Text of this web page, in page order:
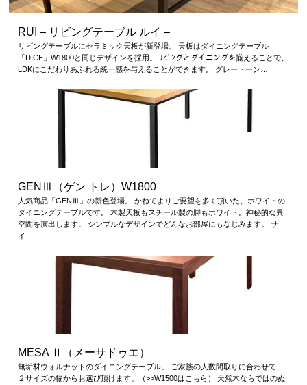
RUI – リビングテーブル ルイ –
リビングテーブルにセラミック天板が新登場。 天板はダイニングテーブル
「DICE」W1800と同じデザインを採用。 ﾘﾋﾞﾝグとダイニングを揃えることで、
LDKにこだわりあふれる統一感を与えることができます。 グレートーン…
GENⅢ（ゲン トレ）W1800
人気商品「GENⅢ」の新色登場。 かねてよりご要望を多く頂いた、ホワイトの
ダイニングテーブルです。 木製天板もスチール製の脚もホワイト。神秘的な異
空間を演出します。 シンプルなデザインでどんなお部屋にもなじみます。 サ
イ…
MESA Ⅱ（メーサドゥエ）
無垢材ウォルナットのダイニングテーブル。 ご家族の人数間取りに合わせて、
２サイズの幅からお選び頂けます。（>>W1500はこちら） 天然木ならではのぬ